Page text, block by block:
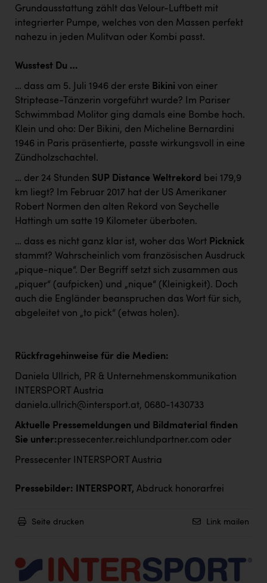
Grundausstattung zählt das Velour-Luftbett mit
integrierter Pumpe, welches von den Massen perfekt
nahezu in jeden Mulitvan oder Kombi passt.
Wusstest Du …
… dass am 5. Juli 1946 der erste Bikini von einer
Striptease-Tänzerin vorgeführt wurde? Im Pariser
Schwimmbad Molitor ging damals eine Bombe hoch.
Klein und oho: Der Bikini, den Micheline Bernardini
1946 in Paris präsentierte, passte wirkungsvoll in eine
Zündholzschachtel.
… der 24 Stunden SUP Distance Weltrekord
bei 179,9
km liegt? Im Februar 2017 hat der US Amerikaner
Robert Normen den alten Rekord von Seychelle
Hattingh um satte 19 Kilometer überboten.
… dass es nicht ganz klar ist, woher das Wort Picknick
stammt? Wahrscheinlich vom französischen Ausdruck
„pique-nique“. Der Begriff setzt sich zusammen aus
„piquer“ (aufpicken) und „nique“ (Kleinigkeit). Doch
auch die Engländer beanspruchen das Wort für sich,
abgeleitet von „to pick“ (etwas holen).
Rückfragehinweise für die Medien:
Daniela Ullrich, PR & Unternehmenskommunikation
INTERSPORT Austria
daniela.ullrich@intersport.at, 0680-1430733
Aktuelle Pressemeldungen und Bildmaterial finden
Sie unter:pressecenter.reichlundpartner.com oder
Pressecenter INTERSPORT Austria
Pressebilder: INTERSPORT, Abdruck honorarfrei
Seite drucken Link mailen